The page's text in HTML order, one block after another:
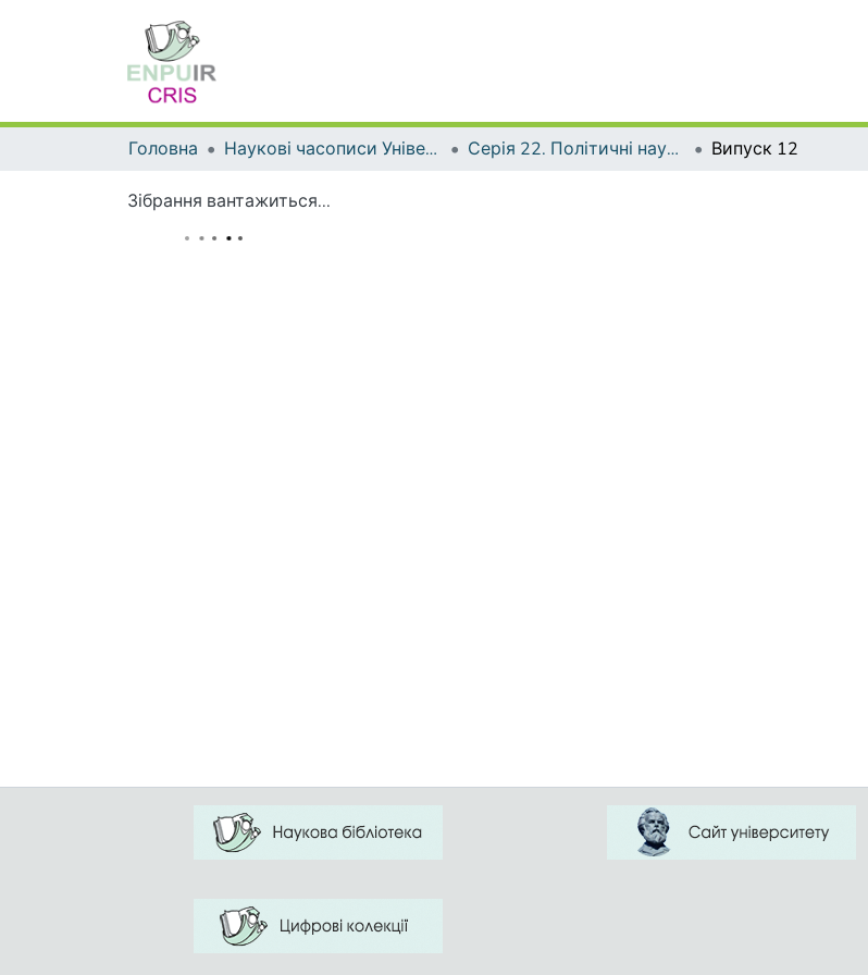
Головна Наукові часописи Університету Серія 22. Політичні науки та методики викладання соціально-політичних дисциплін Випуск 12
Зібрання вантажиться...